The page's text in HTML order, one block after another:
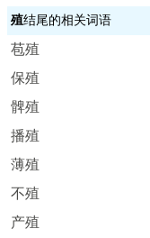
殖结尾的相关词语
苞殖
保殖
髀殖
播殖
薄殖
不殖
产殖